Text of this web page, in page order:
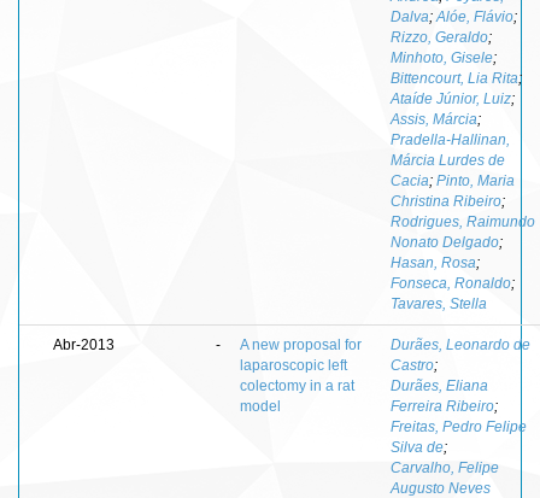
Dalva; Alóe, Flávio;
Rizzo, Geraldo;
Minhoto, Gisele;
Bittencourt, Lia Rita;
Ataíde Júnior, Luiz;
Assis, Márcia;
Pradella-Hallinan,
Márcia Lurdes de
Cacia; Pinto, Maria
Christina Ribeiro;
Rodrigues, Raimundo
Nonato Delgado;
Hasan, Rosa;
Fonseca, Ronaldo;
Tavares, Stella
Abr-2013 -
A new proposal for
laparoscopic left
colectomy in a rat
model
Durães, Leonardo de
Castro;
Durães, Eliana
Ferreira Ribeiro;
Freitas, Pedro Felipe
Silva de;
Carvalho, Felipe
Augusto Neves